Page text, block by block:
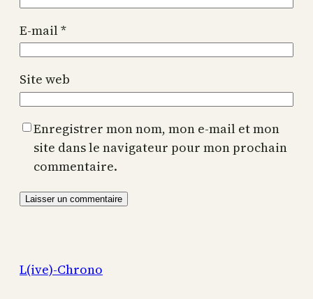
E-mail*
Site web
Enregistrer mon nom, mon e-mail et mon
site dans le navigateur pour mon prochain
commentaire.
L(ive)-Chrono